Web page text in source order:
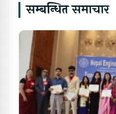
सम्बन्धित समाचार